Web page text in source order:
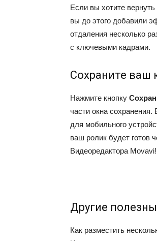
Если вы хотите
вы до этого добавили
отдаления несколько
с ключевыми кадрами.
Сохраните ваш
Нажмите кнопку
части окна
для мобильного
ваш ролик будет готов
Видеоредактора Movavi!
Другие
Как разместить